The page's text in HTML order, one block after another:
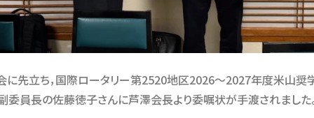
に先立ち，国際ロータリー第2520地区2026～2027年度米山奨
委員長の佐藤徳子さんに芦澤会長より委嘱状が手渡されました